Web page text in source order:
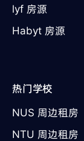
lyf 房源
Habyt 房源
热门学校
NUS 周边租房
NTU 周边租房